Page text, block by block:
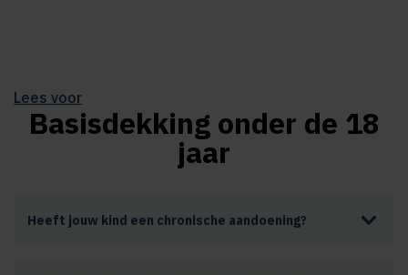
Lees voor
Basisdekking onder de 18
jaar
Heeft jouw kind een chronische aandoening?